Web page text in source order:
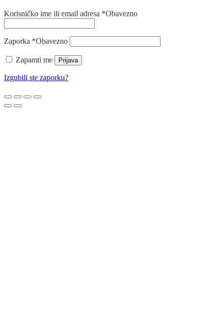
Korisničko ime ili email adresa *Obavezno
Zaporka *Obavezno
Zapamti me Prijava
Izgubili ste zaporku?